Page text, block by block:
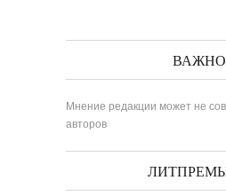
ВАЖНО
Мнение редакции может не
авторов